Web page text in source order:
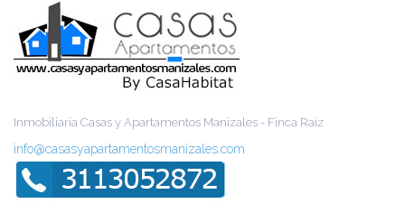
Inmobiliaria Casas y Apartamentos Manizales - Finca Raíz
info@casasyapartamentosmanizales.com